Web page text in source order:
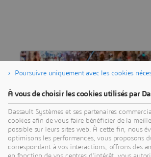
Poursuivre uniquement avec les cookies
À vous de choisir les cookies utilisés par
Dassault Systèmes et ses partenaires
cookies afin de vous faire bénéficier de la
possible sur leurs sites web. À cette fin, nous
optimisons les performances, vous proposons
correspondant à vos interactions, offrons des